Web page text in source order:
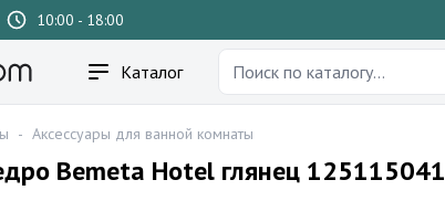
10:00 - 18:00
Каталог
- Аксессуары для ванной комнаты
Bemeta Hotel глянец 125115041